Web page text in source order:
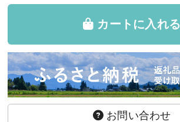
カートに入れる
お問い合わせ